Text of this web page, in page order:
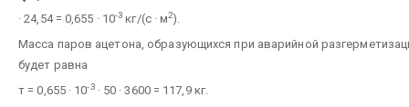
· 24,54 = 0,655 · 10-3 кг/(с · м2).
Масса паров ацетона, образующихся при аварийной
будет равна
т = 0,655 · 10-3· 50 · 3600 = 117,9 кг.